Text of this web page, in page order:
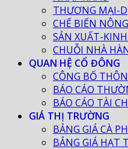
THƯƠNG MẠI-
CHẾ BIẾN
SẢN XUẤT-
CHUỖI NHÀ
QUAN HỆ CỔ ĐÔNG
CÔNG BỐ
BÁO CÁO
BÁO CÁO TÀI
GIÁ THỊ TRƯỜNG
BẢNG GIÁ CÀ
BẢNG GIÁ HẠT